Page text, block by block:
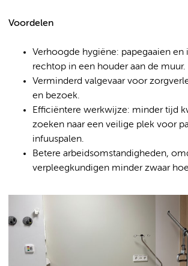
Voordelen
Verhoogde hygiëne: papegaaien en
rechtop in een houder aan de muur.
Verminderd valgevaar voor
en bezoek.
Efficiëntere werkwijze: minder tijd
zoeken naar een veilige plek voor
infuuspalen.
Betere arbeidsomstandigheden,
verpleegkundigen minder zwaar